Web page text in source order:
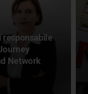
responsabile
Network